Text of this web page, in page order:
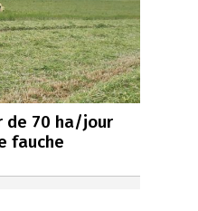
de 70 ha/jour
fauche